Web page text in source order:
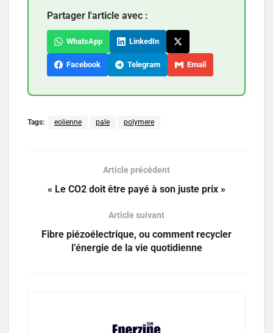
Partager l'article avec :
WhatsApp LinkedIn
Facebook Telegram Email
Tags: eolienne pale polymere
Article précédent
« Le CO2 doit être payé à son juste prix »
Article suivant
Fibre piézoélectrique, ou comment recycler
l’énergie de la vie quotidienne